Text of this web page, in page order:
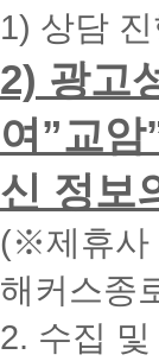
입
력
시
면
빠
른
간
내
에
화
드
1) 상담
2) 광고
여”교
신 정보
(※제휴사
해커스종
2. 수집